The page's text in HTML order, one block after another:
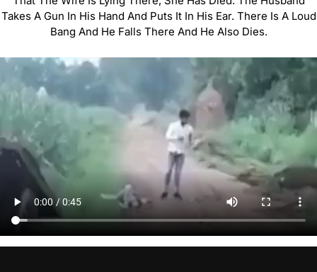
Takes A Gun In His Hand And Puts It In His Ear. There Is A Loud
Bang And He Falls There And He Also Dies.